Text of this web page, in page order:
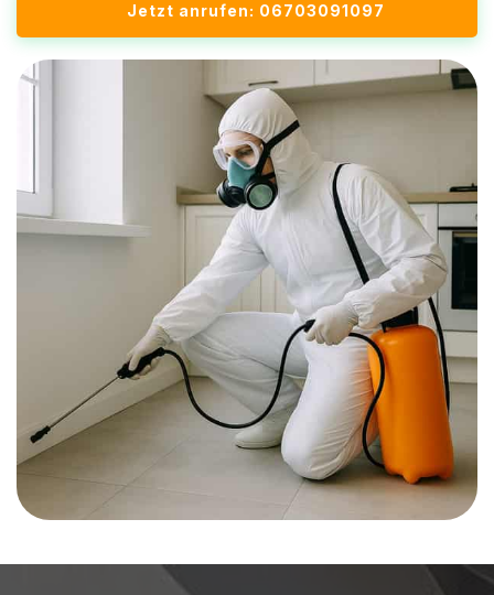
Jetzt anrufen: 06703091097